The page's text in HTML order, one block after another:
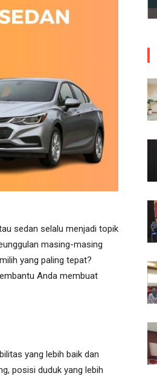
sedan selalu menjadi topik
masing-masing
yang paling tepat?
Anda membuat
yang lebih baik dan
posisi duduk yang lebih